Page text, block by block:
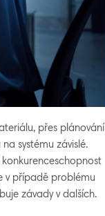
přes plánování
systému závislé.
v případě problému
závady v dalších.